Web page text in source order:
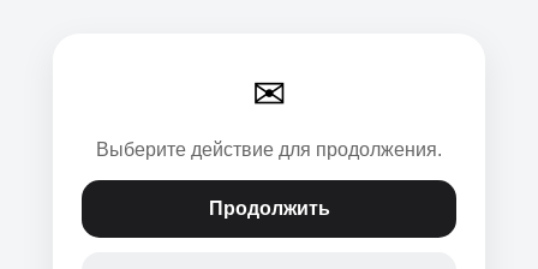
✉
Выберите действие для продолжения.
Продолжить